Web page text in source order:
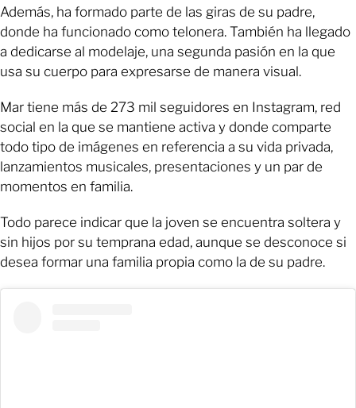
Además, ha formado parte de las giras de su padre,
donde ha funcionado como telonera. También ha llegado
a dedicarse al modelaje, una segunda pasión en la que
usa su cuerpo para expresarse de manera visual.
Mar tiene más de 273 mil seguidores en Instagram, red
social en la que se mantiene activa y donde comparte
todo tipo de imágenes en referencia a su vida privada,
lanzamientos musicales, presentaciones y un par de
momentos en familia.
Todo parece indicar que la joven se encuentra soltera y
sin hijos por su temprana edad, aunque se desconoce si
desea formar una familia propia como la de su padre.